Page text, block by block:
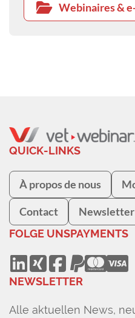
Webinaires &
QUICK-LINKS
À propos de nous
Contact Newsletter
FOLGE UNSPAYMENTS
NEWSLETTER
Alle aktuellen News,